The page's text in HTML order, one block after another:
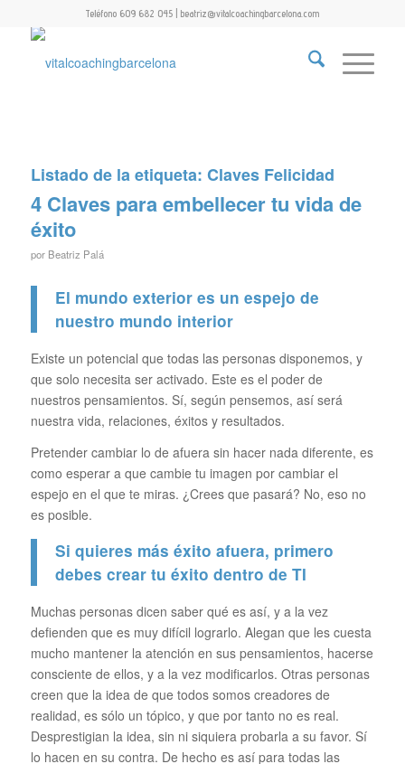
Teléfono 609 682 045 | beatriz@vitalcoachingbarcelona.com
Listado de la etiqueta: Claves Felicidad
4 Claves para embellecer tu vida de
éxito
por Beatriz Palá
El mundo exterior es un espejo de
nuestro mundo interior
Existe un potencial que todas las personas disponemos, y
que solo necesita ser activado. Este es el poder de
nuestros pensamientos. Sí, según pensemos, así será
nuestra vida, relaciones, éxitos y resultados.
Pretender cambiar lo de afuera sin hacer nada diferente, es
como esperar a que cambie tu imagen por cambiar el
espejo en el que te miras. ¿Crees que pasará? No, eso no
es posible.
Si quieres más éxito afuera, primero
debes crear tu éxito dentro de TI
Muchas personas dicen saber qué es así, y a la vez
defienden que es muy difícil lograrlo. Alegan que les cuesta
mucho mantener la atención en sus pensamientos, hacerse
consciente de ellos, y a la vez modificarlos. Otras personas
creen que la idea de que todos somos creadores de
realidad, es sólo un tópico, y que por tanto no es real.
Desprestigian la idea, sin ni siquiera probarla a su favor. Sí
lo hacen en su contra. De hecho es así para todas las